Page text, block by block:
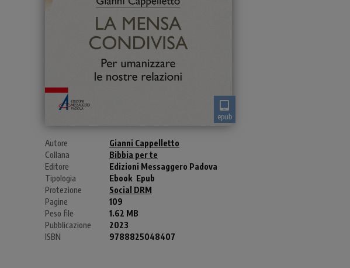
epub
Autore
Gianni Cappelletto
Collana
Bibbia per te
Editore
Edizioni Messaggero Padova
Tipologia
Ebook Epub
Protezione
Social DRM
Pagine
109
Peso file
1.62 MB
Pubblicazione
2023
ISBN
9788825048407